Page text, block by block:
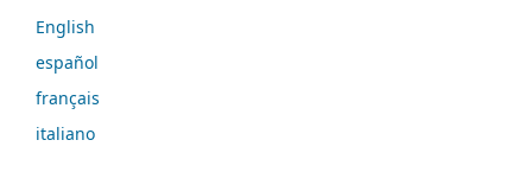
English
español
français
italiano